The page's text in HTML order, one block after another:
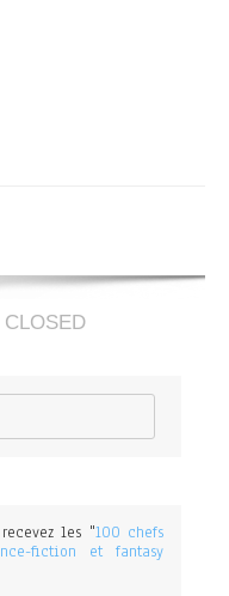
les "100 chefs
fiction et fantasy